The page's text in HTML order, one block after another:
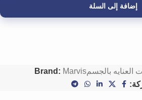
إضافة إلى السلة
العنايه بالجسم Brand: Marvis